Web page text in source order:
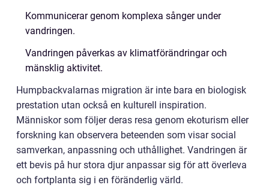
Kommunicerar genom komplexa sånger under
vandringen.
Vandringen påverkas av klimatförändringar och
mänsklig aktivitet.
Humpbackvalarnas migration är inte bara en biologisk
prestation utan också en kulturell inspiration.
Människor som följer deras resa genom ekoturism eller
forskning kan observera beteenden som visar social
samverkan, anpassning och uthållighet. Vandringen är
ett bevis på hur stora djur anpassar sig för att överleva
och fortplanta sig i en föränderlig värld.